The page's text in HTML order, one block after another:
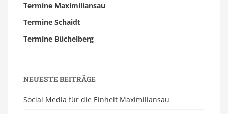
Termine Maximiliansau
Termine Schaidt
Termine Büchelberg
NEUESTE BEITRÄGE
Social Media für die Einheit Maximiliansau